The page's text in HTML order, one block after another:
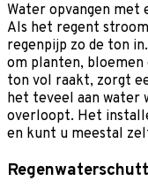
Water opvangen met
Als het regent
regenpijp zo de ton
om planten, bloemen
ton vol raakt, zorgt
het teveel aan water
overloopt. Het
en kunt u meestal